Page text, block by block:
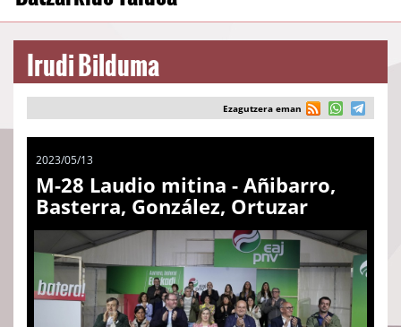
Irudi Bilduma
Ezagutzera eman
2023/05/13
M-28 Laudio mitina - Añibarro,
Basterra, González, Ortuzar